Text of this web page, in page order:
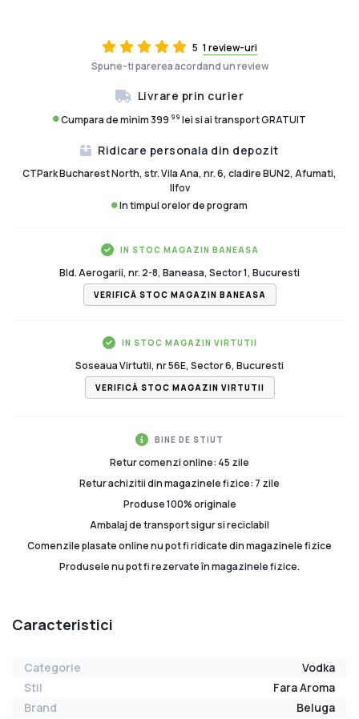
5 1 review-uri
Spune-ti parerea acordand un review
Livrare prin curier
Cumpara de minim 399 99 lei si ai transport GRATUIT
Ridicare personala din depozit
CTPark Bucharest North, str. Vila Ana, nr. 6, cladire BUN2, Afumati,
Ilfov
In timpul orelor de program
IN STOC MAGAZIN BANEASA
Bld. Aerogarii, nr. 2-8, Baneasa, Sector 1, Bucuresti
VERIFICĂ STOC MAGAZIN BANEASA
IN STOC MAGAZIN VIRTUTII
Soseaua Virtutii, nr 56E, Sector 6, Bucuresti
VERIFICĂ STOC MAGAZIN VIRTUTII
BINE DE STIUT
Retur comenzi online: 45 zile
Retur achizitii din magazinele fizice: 7 zile
Produse 100% originale
Ambalaj de transport sigur si reciclabil
Comenzile plasate online nu pot fi ridicate din magazinele fizice
Produsele nu pot fi rezervate în magazinele fizice.
Caracteristici
Categorie
Vodka
Stil
Fara Aroma
Brand
Beluga